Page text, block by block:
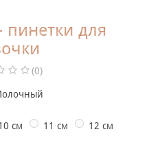
для
(0)
см 11 см 12 см